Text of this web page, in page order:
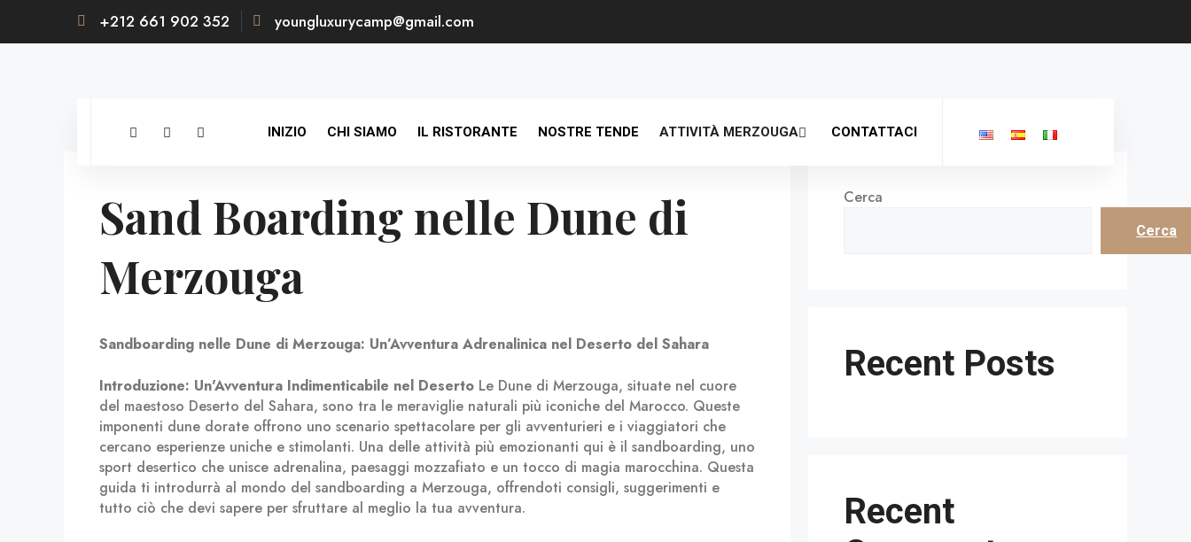
+212 661 902 352 youngluxurycamp@gmail.com
INIZIO CHI SIAMO IL RISTORANTE NOSTRE TENDE ATTIVITÀ MERZOUGA CONTATTACI
Sand Boarding nelle Dune di
Merzouga
Sandboarding nelle Dune di Merzouga: Un’Avventura Adrenalinica nel Deserto del Sahara
Introduzione: Un'Avventura Indimenticabile nel Deserto Le Dune di Merzouga, situate nel cuore
del maestoso Deserto del Sahara, sono tra le meraviglie naturali più iconiche del Marocco. Queste
imponenti dune dorate offrono uno scenario spettacolare per gli avventurieri e i viaggiatori che
cercano esperienze uniche e stimolanti. Una delle attività più emozionanti qui è il sandboarding, uno
sport desertico che unisce adrenalina, paesaggi mozzafiato e un tocco di magia marocchina. Questa
guida ti introdurrà al mondo del sandboarding a Merzouga, offrendoti consigli, suggerimenti e
tutto ciò che devi sapere per sfruttare al meglio la tua avventura.
Cerca
Cerca
Recent Posts
Recent